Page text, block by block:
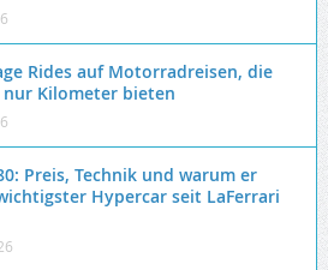
Rides auf Motorradreisen, die
nur Kilometer bieten
Preis, Technik und warum er
Hypercar seit LaFerrari